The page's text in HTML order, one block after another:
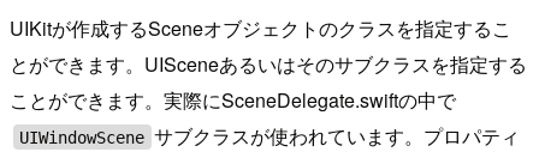
UIKitが作成するSceneオブジェクトのクラスを指定するこ
とができます。UISceneあるいはそのサブクラスを指定する
ことができます。実際にSceneDelegate.swiftの中で
UIWindowScene サブクラスが使われています。プロパティ